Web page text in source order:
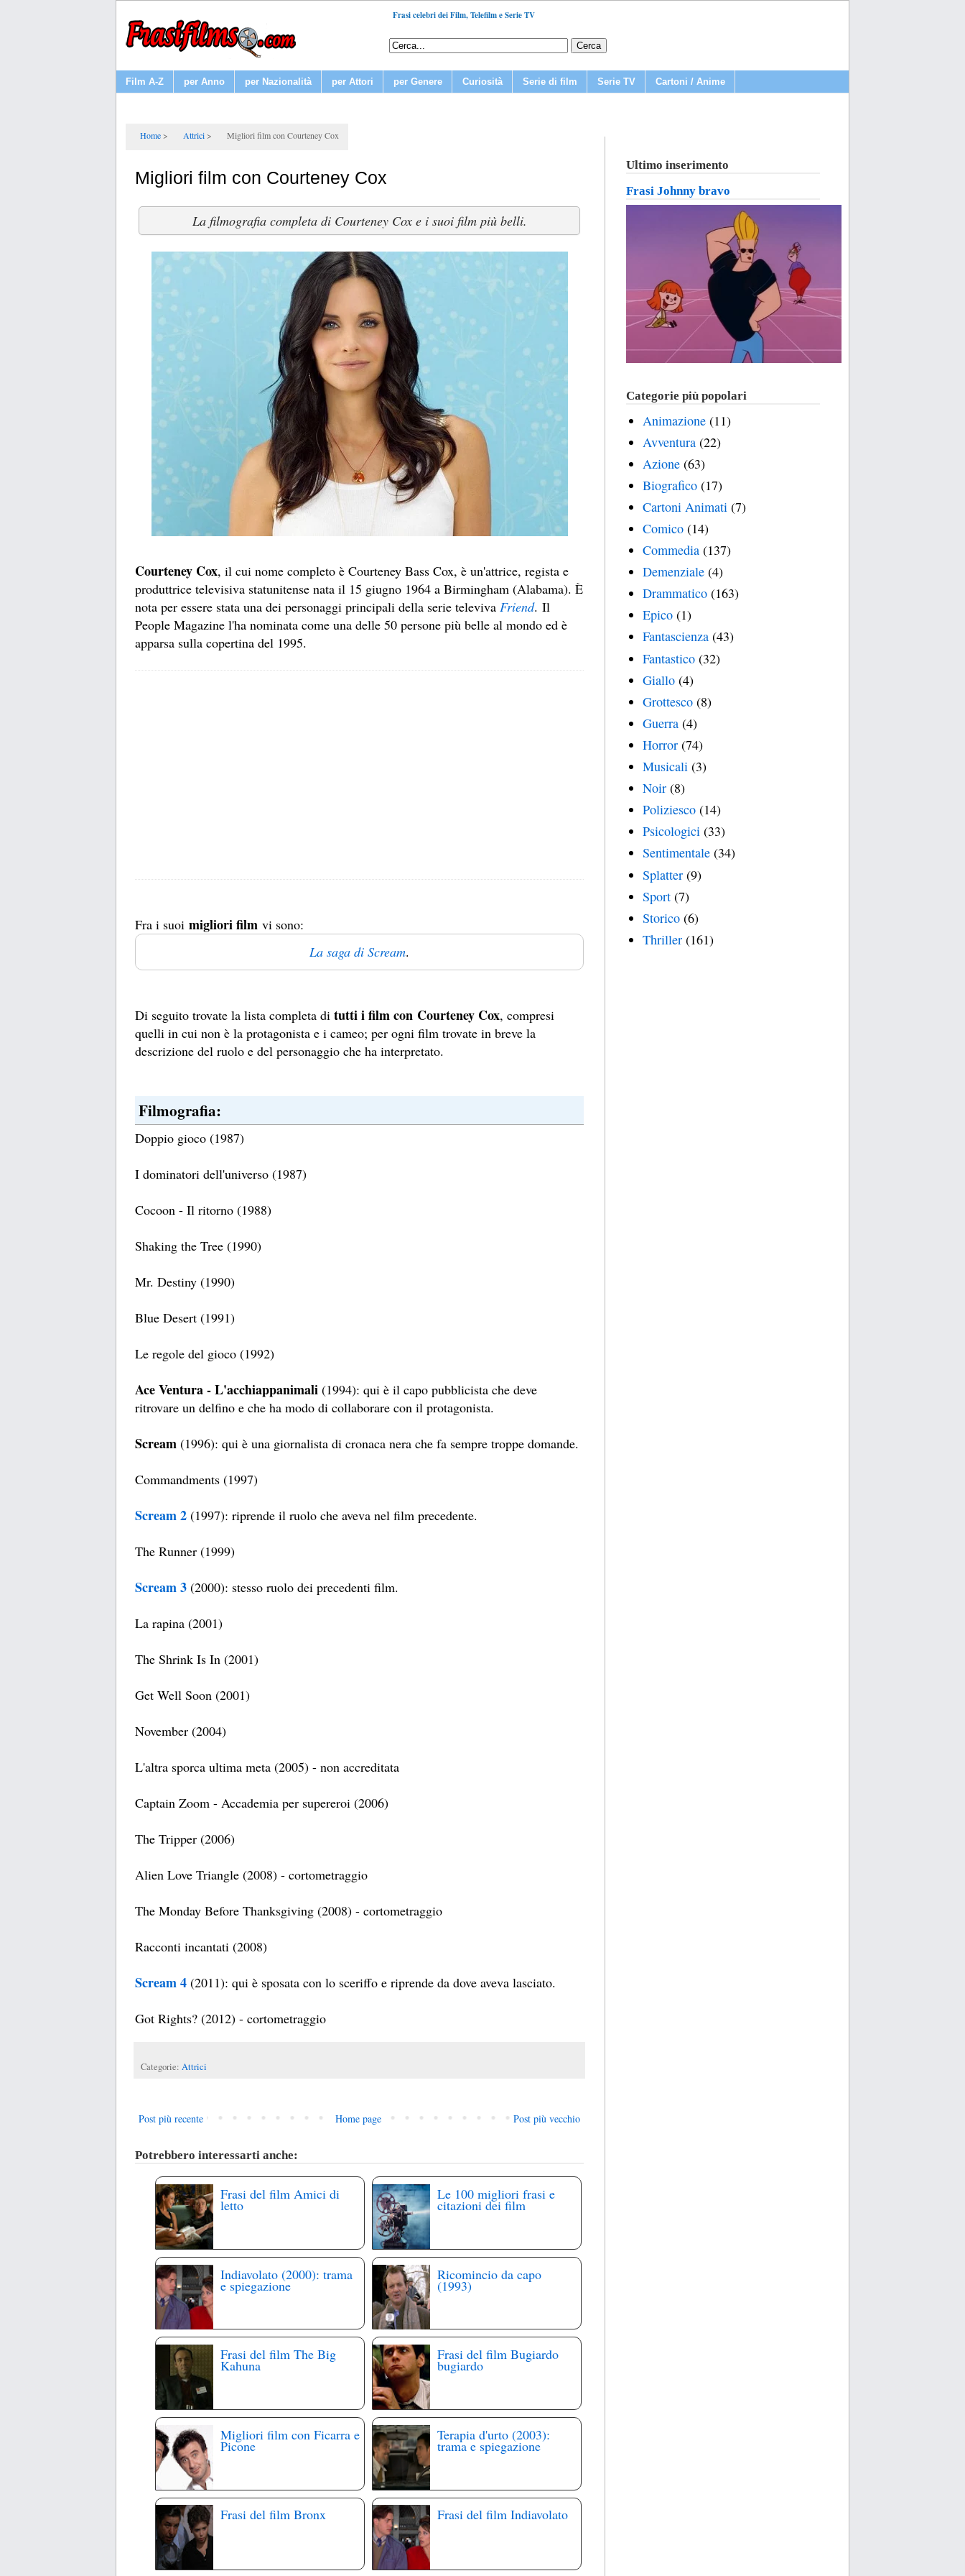
Frasi celebri dei Film, Telefilm e Serie TV
Film A-Z per Anno per Nazionalità per Attori per Genere Curiosità Serie di film Serie TV Cartoni / Anime
Home Attrici Migliori film con Courteney Cox
Migliori film con Courteney Cox
La filmografia completa di Courteney Cox e i suoi film più belli.
Courteney Cox, il cui nome completo è Courteney Bass Cox, è un'attrice, regista e
produttrice televisiva statunitense nata il 15 giugno 1964 a Birmingham (Alabama). È
nota per essere stata una dei personaggi principali della serie televiva Friend. Il
People Magazine l'ha nominata come una delle 50 persone più belle al mondo ed è
apparsa sulla copertina del 1995.
Fra i suoi migliori film vi sono:
La saga di Scream.
Di seguito trovate la lista completa di tutti i film con Courteney Cox, compresi
quelli in cui non è la protagonista e i cameo; per ogni film trovate in breve la
descrizione del ruolo e del personaggio che ha interpretato.
Filmografia:
Doppio gioco (1987)
I dominatori dell'universo (1987)
Cocoon - Il ritorno (1988)
Shaking the Tree (1990)
Mr. Destiny (1990)
Blue Desert (1991)
Le regole del gioco (1992)
Ace Ventura - L'acchiappanimali (1994): qui è il capo pubblicista che deve
ritrovare un delfino e che ha modo di collaborare con il protagonista.
Scream (1996): qui è una giornalista di cronaca nera che fa sempre troppe domande.
Commandments (1997)
Scream 2 (1997): riprende il ruolo che aveva nel film precedente.
The Runner (1999)
Scream 3 (2000): stesso ruolo dei precedenti film.
La rapina (2001)
The Shrink Is In (2001)
Get Well Soon (2001)
November (2004)
L'altra sporca ultima meta (2005) - non accreditata
Captain Zoom - Accademia per supereroi (2006)
The Tripper (2006)
Alien Love Triangle (2008) - cortometraggio
The Monday Before Thanksgiving (2008) - cortometraggio
Racconti incantati (2008)
Scream 4 (2011): qui è sposata con lo sceriffo e riprende da dove aveva lasciato.
Got Rights? (2012) - cortometraggio
Categorie: Attrici
Post più recente Post più vecchio
Home page
Potrebbero interessarti anche:
Frasi del film Amici di
letto
Le 100 migliori frasi e
citazioni dei film
Indiavolato (2000): trama
e spiegazione
Ricomincio da capo
(1993)
Frasi del film The Big
Kahuna
Frasi del film Bugiardo
bugiardo
Migliori film con Ficarra e
Picone
Terapia d'urto (2003):
trama e spiegazione
Frasi del film Bronx Frasi del film Indiavolato
Ultimo inserimento
Frasi Johnny bravo
Categorie più popolari
Animazione (11)
Avventura (22)
Azione (63)
Biografico (17)
Cartoni Animati (7)
Comico (14)
Commedia (137)
Demenziale (4)
Drammatico (163)
Epico (1)
Fantascienza (43)
Fantastico (32)
Giallo (4)
Grottesco (8)
Guerra (4)
Horror (74)
Musicali (3)
Noir (8)
Poliziesco (14)
Psicologici (33)
Sentimentale (34)
Splatter (9)
Sport (7)
Storico (6)
Thriller (161)